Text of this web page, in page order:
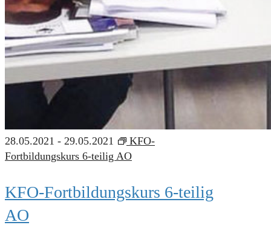
28.05.2021 - 29.05.2021
KFO-
Fortbildungskurs 6-teilig AO
KFO-Fortbildungskurs 6-teilig
AO